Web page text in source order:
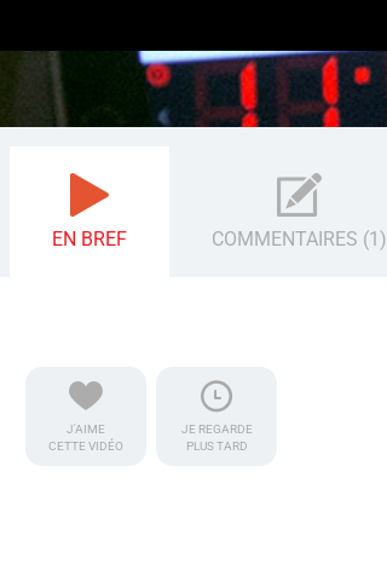
EN BREF COMMENTAIRES (1)
J'AIME
CETTE VIDÉO
JE REGARDE
PLUS TARD